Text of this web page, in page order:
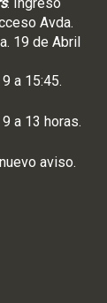
Avda.
19 de Abril
a 15:45.
a 13 horas.
aviso.